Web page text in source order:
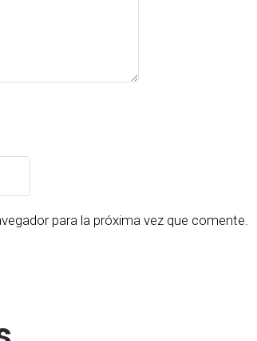
para la próxima vez que comente.